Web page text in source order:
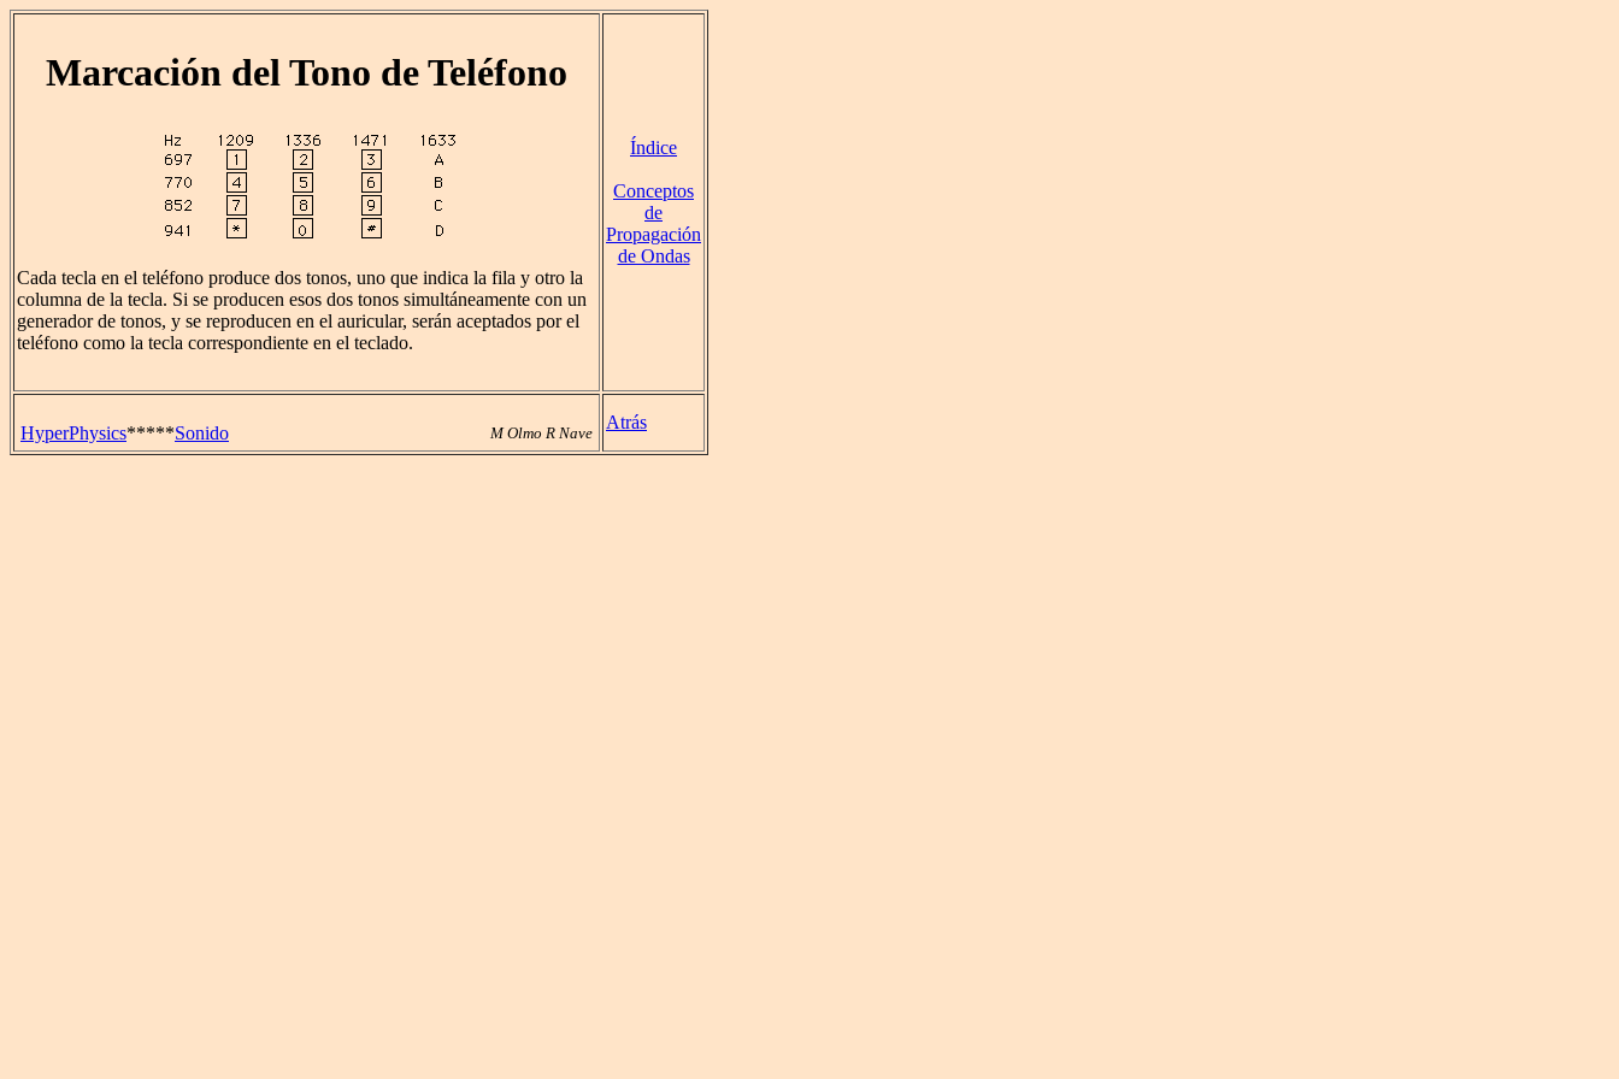
Marcación del Tono de Teléfono
Cada tecla en el teléfono produce dos tonos, uno que indica la fila y otro la
columna de la tecla. Si se producen esos dos tonos simultáneamente con un
generador de tonos, y se reproducen en el auricular, serán aceptados por el
teléfono como la tecla correspondiente en el teclado.
Índice
Conceptos
de
Propagación
de Ondas
HyperPhysics*****Sonido M Olmo R Nave
Atrás